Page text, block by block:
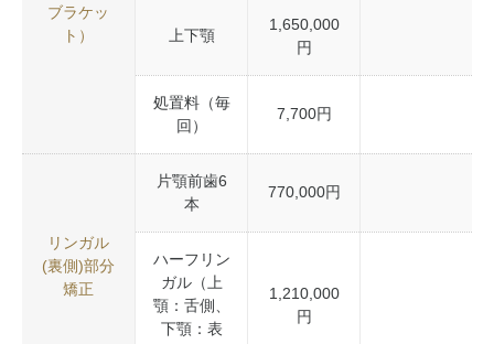
ブラケッ
ト）
上下顎
1,650,000
円
処置料（毎
回）
7,700円
リンガル
(裏側)部分
矯正
片顎前歯6
本
770,000円
ハーフリン
ガル（上
顎：舌側、
下顎：表
1,210,000
円